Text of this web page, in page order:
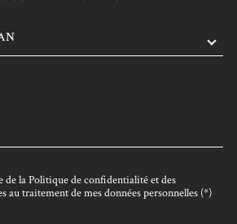
de la Politique de confidentialité et des
au traitement de mes données personnelles (*)